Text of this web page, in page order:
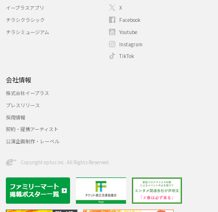
イープラスアプリ
チラシクラシック
チラシミュージアム
X
Facebook
Youtube
Instagram
TikTok
会社情報
株式会社イープラス
プレスリリース
採用情報
契約・提携アーティスト
公演企画制作・レーベル
Copyright eplus inc. All Rights Reserved.